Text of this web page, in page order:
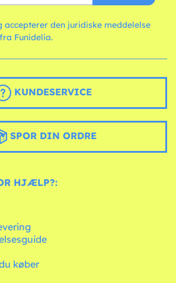
den juridiske meddelelse
fra Funidelia.
KUNDESERVICE
SPOR DIN ORDRE
HJÆLP?:
køber